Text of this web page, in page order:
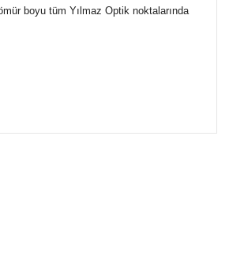
boyu tüm Yılmaz Optik noktalarında